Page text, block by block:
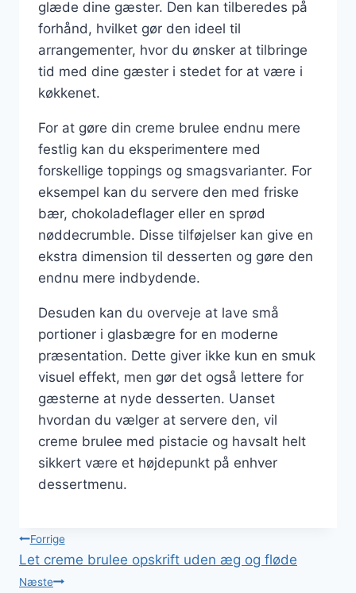
glæde dine gæster. Den kan tilberedes på
forhånd, hvilket gør den ideel til
arrangementer, hvor du ønsker at tilbringe
tid med dine gæster i stedet for at være i
køkkenet.
For at gøre din creme brulee endnu mere
festlig kan du eksperimentere med
forskellige toppings og smagsvarianter. For
eksempel kan du servere den med friske
bær, chokoladeflager eller en sprød
nøddecrumble. Disse tilføjelser kan give en
ekstra dimension til desserten og gøre den
endnu mere indbydende.
Desuden kan du overveje at lave små
portioner i glasbægre for en moderne
præsentation. Dette giver ikke kun en smuk
visuel effekt, men gør det også lettere for
gæsterne at nyde desserten. Uanset
hvordan du vælger at servere den, vil
creme brulee med pistacie og havsalt helt
sikkert være et højdepunkt på enhver
dessertmenu.
Indlægsnavigation
Forrige
Let creme brulee opskrift uden æg og fløde
Næste